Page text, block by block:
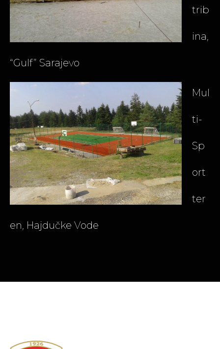
trib
ina,
“Gulf” Sarajevo
Mul
ti-
Sp
ort
ter
en, Hajdučke Vode